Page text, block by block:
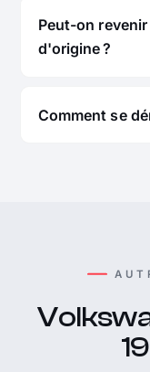
Peut-on
d'origine ?
Comment se